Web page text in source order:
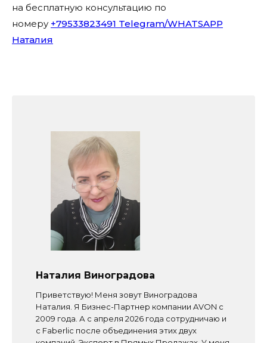
на бесплатную консультацию по
номеру +79533823491 Telegram/WHATSAPP
Наталия
Наталия Виноградова
Приветствую! Меня зовут Виноградова
Наталия. Я Бизнес-Партнер компании AVON с
2009 года. А с апреля 2026 года сотрудничаю и
с Faberlic после объединения этих двух